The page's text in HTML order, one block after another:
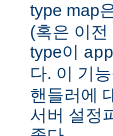
type map
(혹은 이
type이
다. 이 기
핸들러에
서버 설정